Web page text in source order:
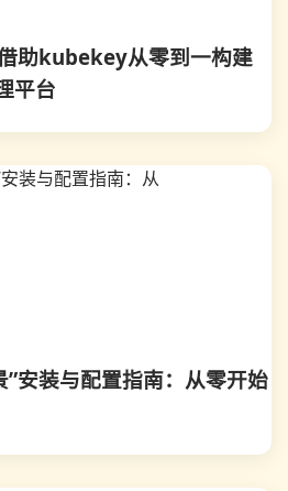
助kubekey从零到一构建
平台
”安装与配置指南：从零开始